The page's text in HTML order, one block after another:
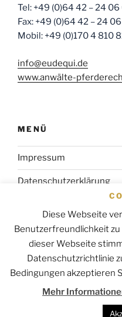
Tel: +49 (0)64 42 – 24
Fax: +49 (0)64 42 – 24
Mobil: +49 (0)170 4 810
info@eudequi.de
www.anwälte-
MENÜ
Impressum
Datenschutzerklärung
E-
Diese Webseite
Benutzerfreundlichkeit
dieser Webseite
Datenschutzrichtlinie
Bedingungen akzeptieren
Mehr